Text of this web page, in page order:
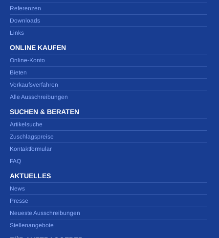
Referenzen
Downloads
Links
ONLINE KAUFEN
Online-Konto
Bieten
Verkaufsverfahren
Alle Ausschreibungen
SUCHEN & BERATEN
Artikelsuche
Zuschlagspreise
Kontaktformular
FAQ
AKTUELLES
News
Presse
Neueste Ausschreibungen
Stellenangebote